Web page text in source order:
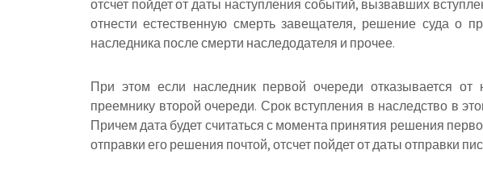
отсчет пойдет от даты наступления событий, вызвавших
отнести естественную смерть завещателя, решение суда о
наследника после смерти наследодателя и прочее.
При этом если наследник первой очереди отказывается от
преемнику второй очереди. Срок вступления в наследство в
Причем дата будет считаться с момента принятия решения
отправки его решения почтой, отсчет пойдет от даты отправки